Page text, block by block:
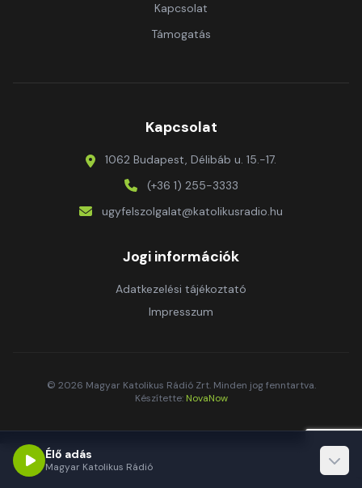
Kapcsolat
Támogatás
Kapcsolat
1062 Budapest, Délibáb u. 15.-17.
(+36 1) 255-3333
ugyfelszolgalat@katolikusradio.hu
Jogi információk
Adatkezelési tájékoztató
Impresszum
© 2026 Magyar Katolikus Rádió Zrt. Minden jog fenntartva.
Készítette: NovaNow
Élő adás
Magyar Katolikus Rádió